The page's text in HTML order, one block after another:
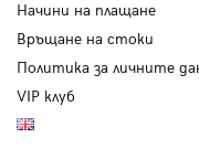
Начини на плащане
Връщане на стоки
Политика за личните
VIP клуб